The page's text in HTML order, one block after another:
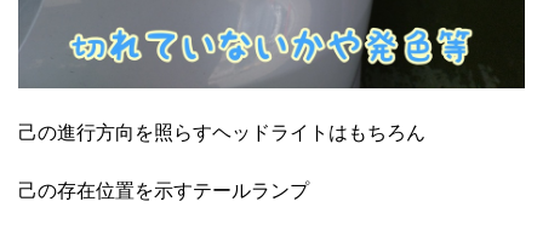
己の進行方向を照らすヘッドライトはもちろん
己の存在位置を示すテールランプ